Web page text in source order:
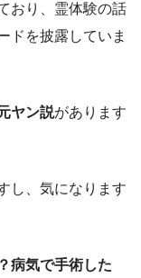
おり、霊体験の話
ドを披露していま
ヤン説があります
し、気になります
病気で手術した